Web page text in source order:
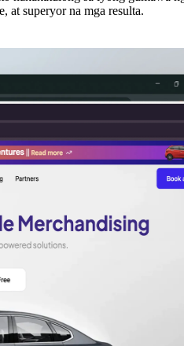
at superyor na mga resulta.